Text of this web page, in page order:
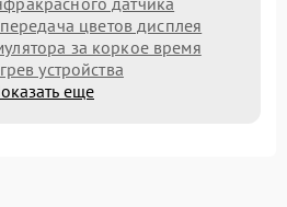
цветов дисплея
за коркое время
устройства
еще